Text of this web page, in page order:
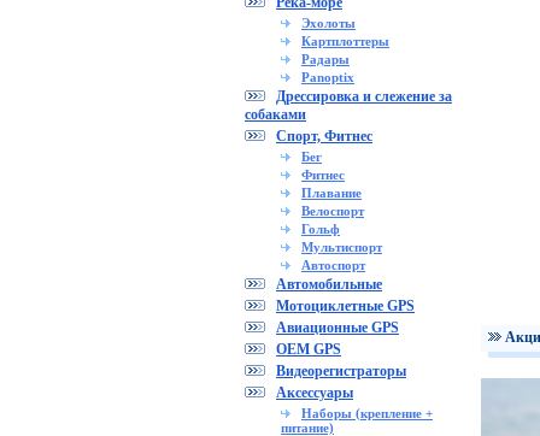
Эхолоты
Картплоттеры
Радары
Panoptix
Дрессировка и слежение за
собаками
Спорт, Фитнес
Бег
Фитнес
Плавание
Велоспорт
Гольф
Мультиспорт
Автоспорт
Автомобильные
Мотоциклетные GPS
Авиационные GPS
OEM GPS
Видеорегистраторы
Аксессуары
Наборы (крепление +
питание)